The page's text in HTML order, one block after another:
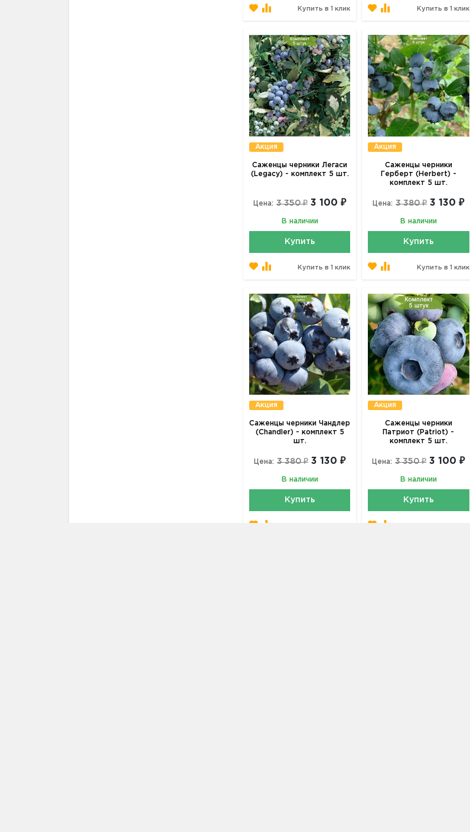
Купить в 1 клик Купить в 1 клик
Акция
Саженцы черники Легаси
(Legacy) - комплект 5 шт.
Цена: 3 350 ₽ 3 100 ₽
В наличии
Купить
Купить в 1 клик
Акция
Саженцы черники
Герберт (Herbert) -
комплект 5 шт.
Цена: 3 380 ₽ 3 130 ₽
В наличии
Купить
Купить в 1 клик
Акция
Саженцы черники Чандлер
(Chandler) - комплект 5
шт.
Цена: 3 380 ₽ 3 130 ₽
В наличии
Купить
Акция
Саженцы черники
Патриот (Patriot) -
комплект 5 шт.
Цена: 3 350 ₽ 3 100 ₽
В наличии
Купить